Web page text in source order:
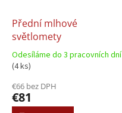
Přední mlhové
světlomety
Odesíláme do 3 pracovních dní
(4 ks)
€66 bez DPH
€81